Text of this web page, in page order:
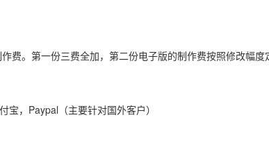
。第一份三费全加，第二份电子版的制作费按照修改幅度
，Paypal（主要针对国外客户）